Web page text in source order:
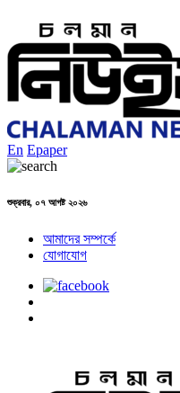
En Epaper
শুক্রবার, ০৭ আগষ্ট ২০২৬
আমাদের সম্পর্কে
যোগাযোগ